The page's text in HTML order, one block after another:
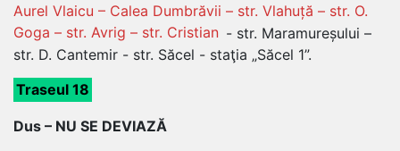
Aurel Vlaicu – Calea Dumbrăvii – str. Vlahuță – str. O.
Goga – str. Avrig – str. Cristian - str. Maramureșului –
str. D. Cantemir - str. Săcel - staţia „Săcel 1”.
Traseul 18
Dus – NU SE DEVIAZĂ